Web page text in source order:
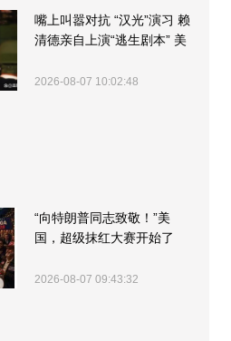
嘴上叫嚣对抗 “汉光”演习 赖
清德亲自上演“逃生剧本” 美
2026-08-07 10:02:48
“向特朗普同志致敬！”美
国，超级抹红大赛开始了
2026-08-07 09:43:32